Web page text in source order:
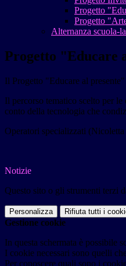
Progetto
Progetto
Alternanza scuola-
Progetto "Educare
Il Progetto "Educare al
Il percorso tematico scelto per le
conto della tecnologia che
Operatori specializzati
Notizie
Questo sito o gli strumenti terzi
Personalizza Rifiuta tutti i
Gestione cookie
In questa schermata è possibile
I cookie necessari sono quelli
Per conoscere quali sono i